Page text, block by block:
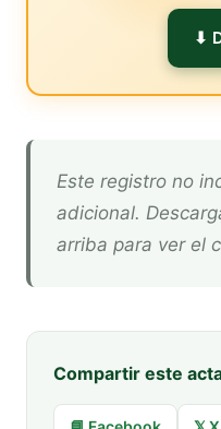
⬇
Este registro no incluye descripción
adicional.
arriba para ver el
Compartir este